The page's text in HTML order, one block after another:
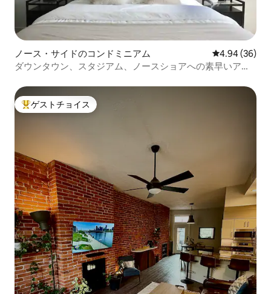
ノース・サイドのコンドミニアム レビュー36
4.94 (36)
ダウンタウン、スタジアム、ノースショアへの素早いアク
大好評のゲストチョイスです。
ゲストチョイス